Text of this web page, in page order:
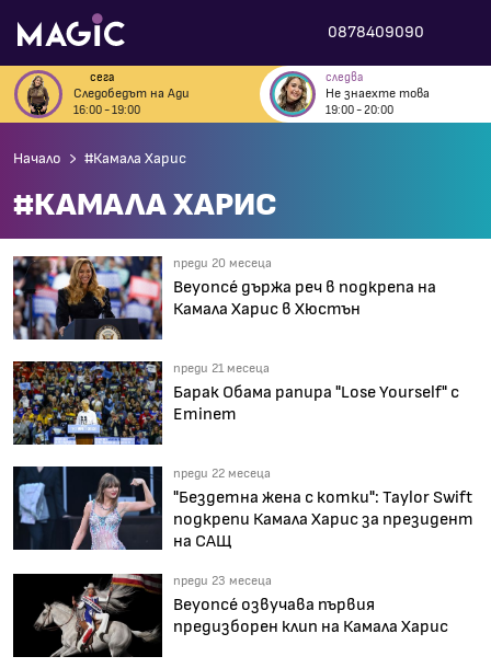
0878409090
сега
Следобедът на Ади
16:00 - 19:00
следва
Не знаехте това
19:00 - 20:00
Начало #Камала Харис
#КАМАЛА ХАРИС
преди 20 месеца
Beyoncé държа реч в подкрепа на
Камала Харис в Хюстън
преди 21 месеца
Барак Обама рапира "Lose Yourself" с
Eminem
преди 22 месеца
"Бездетна жена с котки": Taylor Swift
подкрепи Камала Харис за президент
на САЩ
преди 23 месеца
Beyoncé озвучава първия
предизборен клип на Камала Харис